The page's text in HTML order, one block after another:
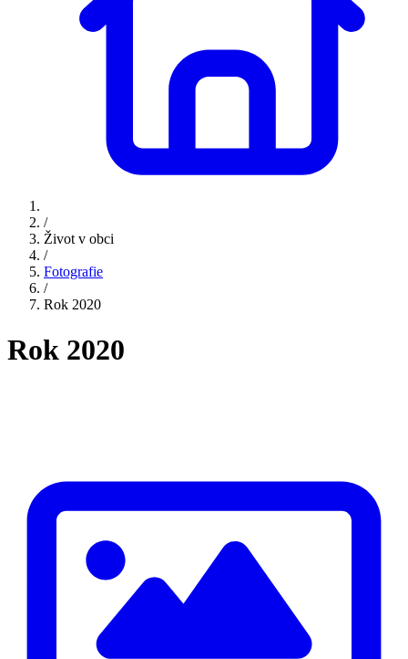
/
Život v obci
/
Fotografie
/
Rok 2020
Rok 2020